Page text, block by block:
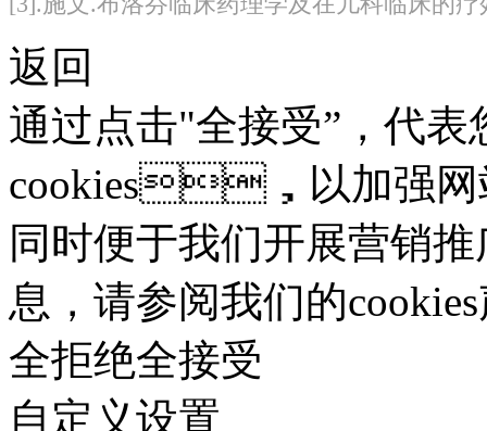
返回
通过点击"全接受”，代
cookies，以加强网站
同时便于我们开展营销
息，请参阅我们的
全拒绝全接受
自定义设置